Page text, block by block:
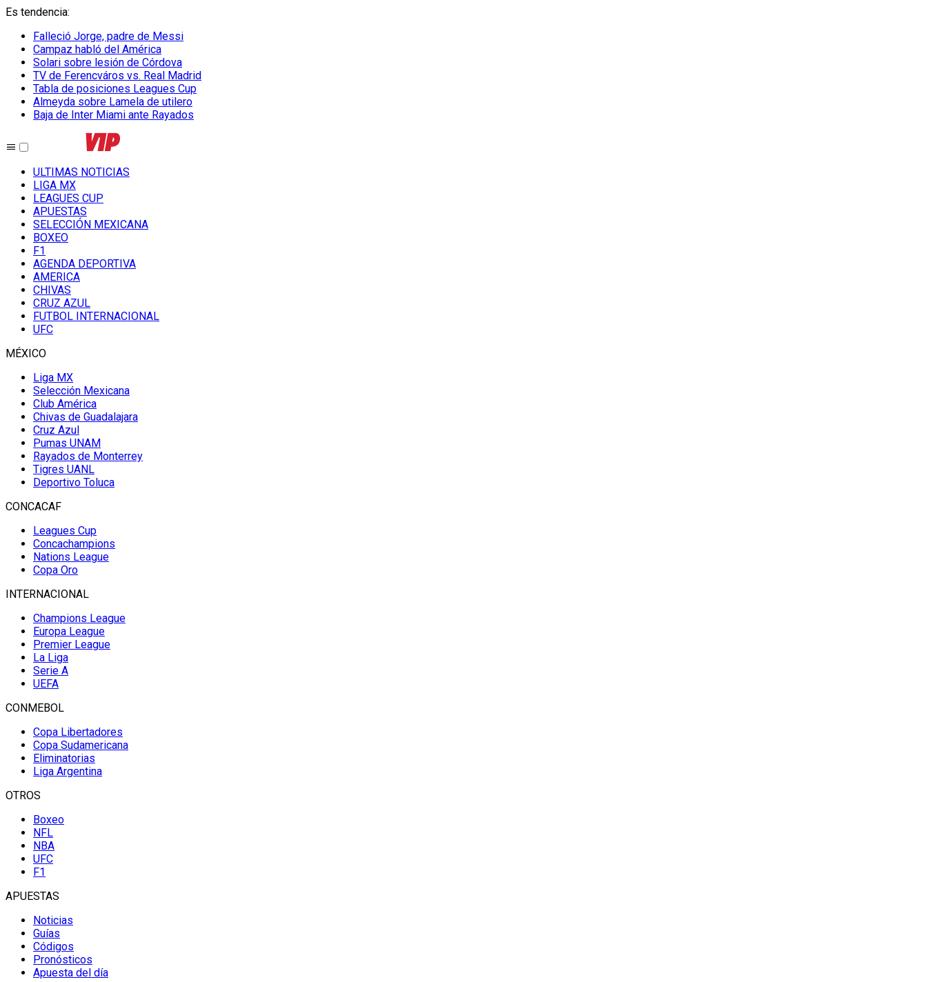
Es tendencia:
Falleció Jorge, padre de Messi
Campaz habló del América
Solari sobre lesión de Córdova
TV de Ferencváros vs. Real Madrid
Tabla de posiciones Leagues Cup
Almeyda sobre Lamela de utilero
Baja de Inter Miami ante Rayados
ULTIMAS NOTICIAS
LIGA MX
LEAGUES CUP
APUESTAS
SELECCIÓN MEXICANA
BOXEO
F1
AGENDA DEPORTIVA
AMERICA
CHIVAS
CRUZ AZUL
FUTBOL INTERNACIONAL
UFC
MÉXICO
Liga MX
Selección Mexicana
Club América
Chivas de Guadalajara
Cruz Azul
Pumas UNAM
Rayados de Monterrey
Tigres UANL
Deportivo Toluca
CONCACAF
Leagues Cup
Concachampions
Nations League
Copa Oro
INTERNACIONAL
Champions League
Europa League
Premier League
La Liga
Serie A
UEFA
CONMEBOL
Copa Libertadores
Copa Sudamericana
Eliminatorias
Liga Argentina
OTROS
Boxeo
NFL
NBA
UFC
F1
APUESTAS
Noticias
Guías
Códigos
Pronósticos
Apuesta del día